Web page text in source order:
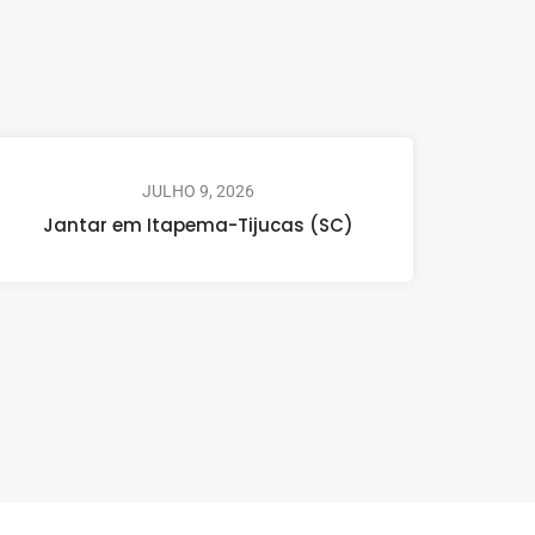
JULHO 9, 2026
Jantar em Itapema-Tijucas (SC)